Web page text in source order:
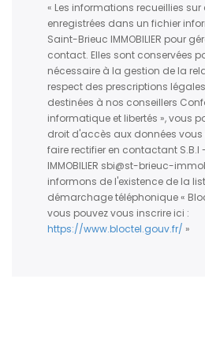
« Les informations recueillies
enregistrées dans un fichier
Saint-Brieuc IMMOBILIER pour
contact. Elles sont conservées
nécessaire à la gestion de la
respect des prescriptions
destinées à nos conseillers
informatique et libertés », vous
droit d'accès aux données
faire rectifier en contactant S.B.I
IMMOBILIER sbi@st-brieuc-
informons de l'existence de la
démarchage téléphonique «
vous pouvez vous inscrire ici :
https://www.bloctel.gouv.fr/ »